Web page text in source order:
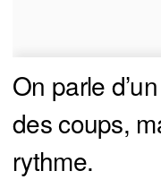
On parle
des coups,
rythme.